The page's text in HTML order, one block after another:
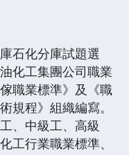
石化分庫試題選
化工集團公司職業
職業標準》及《職
規程》組織編寫。
、中級工、高級
工行業職業標準、